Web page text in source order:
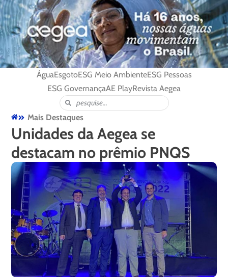
ÁguaEsgotoESG Meio AmbienteESG Pessoas
ESG GovernançaAE PlayRevista Aegea
Mais Destaques
Unidades da Aegea se
destacam no prêmio PNQS